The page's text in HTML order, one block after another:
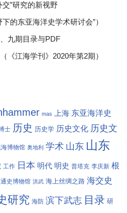
”研究的新视野
的东亚海洋史学术研讨会”）
九期目录与PDF
《江海学刊》2020年第2期）
mas 上海 东亚海洋史
士 历史 历史学 历史文化 历史文
海博物馆 奥地利 学术 山东 山东
工作 日本 明代 明史 普塔克 李庆新 根
史博物馆 洪武 海上丝绸之路 海交史
研究 海防 滨下武志 目录 研